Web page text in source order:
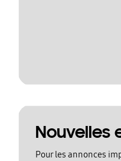
Nouvelles
Pour les annonces